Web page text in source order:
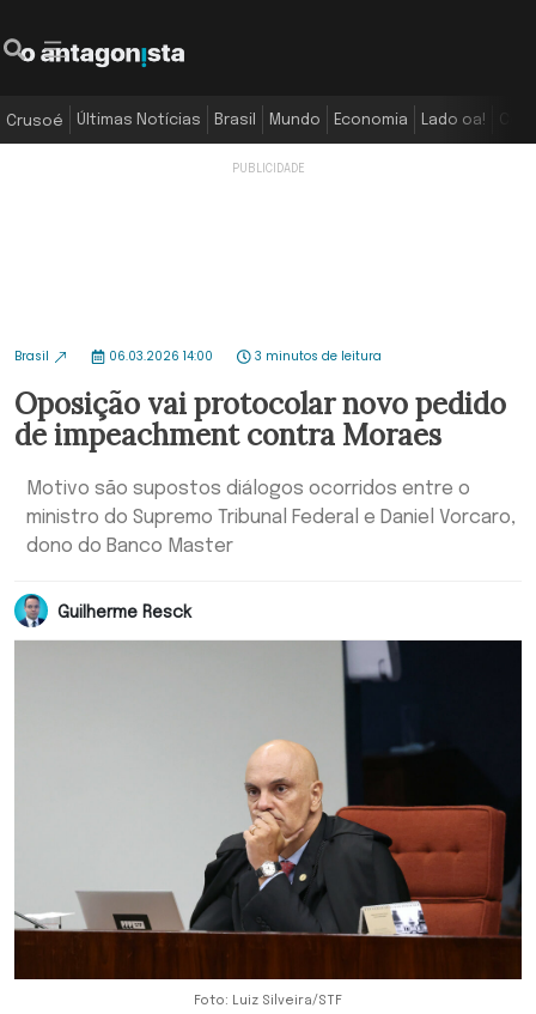
Crusoé Últimas Notícias Brasil Mundo Economia Lado oa!
Brasil 06.03.2026 14:00 3 minutos de leitura
Oposição vai protocolar novo pedido
de impeachment contra Moraes
Motivo são supostos diálogos ocorridos entre o
ministro do Supremo Tribunal Federal e Daniel Vorcaro,
dono do Banco Master
Guilherme Resck
Foto: Luiz Silveira/STF